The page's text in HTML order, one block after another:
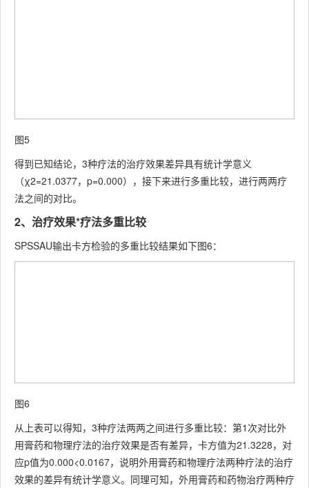
图5
得到已知结论，3种疗法的治疗效果差异具有统计学意义
（χ2=21.0377，p=0.000），接下来进行多重比较，进行两两疗
法之间的对比。
2、治疗效果*疗法多重比较
SPSSAU输出卡方检验的多重比较结果如下图6：
图6
从上表可以得知，3种疗法两两之间进行多重比较：第1次对比外
用膏药和物理疗法的治疗效果是否有差异，卡方值为21.3228，对
应p值为0.000<0.0167，说明外用膏药和物理疗法两种疗法的治疗
效果的差异有统计学意义。同理可知，外用膏药和药物治疗两种疗